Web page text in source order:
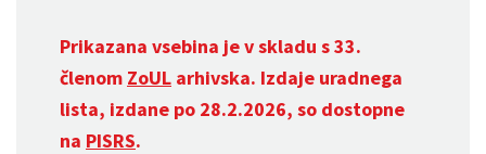
Prikazana vsebina je v skladu s 33.
členom ZoUL arhivska. Izdaje uradnega
lista, izdane po 28.2.2026, so dostopne
na PISRS.